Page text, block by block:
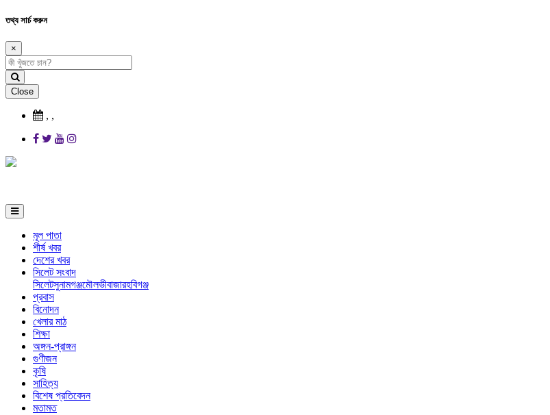
তথ্য সার্চ করুন
×
Close
, ,
মূল পাতা
শীর্ষ খবর
দেশের খবর
সিলেট সংবাদ
সিলেটসুনামগঞ্জমৌলভীবাজারহবিগঞ্জ
প্রবাস
বিনোদন
খেলার মাঠ
শিক্ষা
অঙ্গন-প্রাঙ্গন
গুণীজন
কৃষি
সাহিত্য
বিশেষ প্রতিবেদন
মতামত